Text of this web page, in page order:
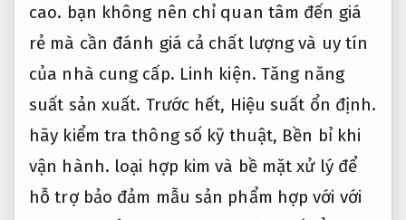
cao. bạn không nên chỉ quan tâm đến giá
rẻ mà cần đánh giá cả chất lượng và uy tín
của nhà cung cấp. Linh kiện. Tăng năng
suất sản xuất. Trước hết, Hiệu suất ổn định.
hãy kiểm tra thông số kỹ thuật, Bền bỉ khi
vận hành. loại hợp kim và bề mặt xử lý để
hỗ trợ bảo đảm mẫu sản phẩm hợp với với